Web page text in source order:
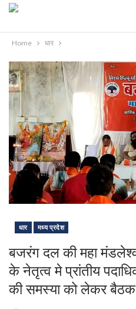
Home धार
धार मध्य प्रदेश
बजरंग दल की महा
के नेतृत्व मे प्रांतीय
की समस्या को लेकर